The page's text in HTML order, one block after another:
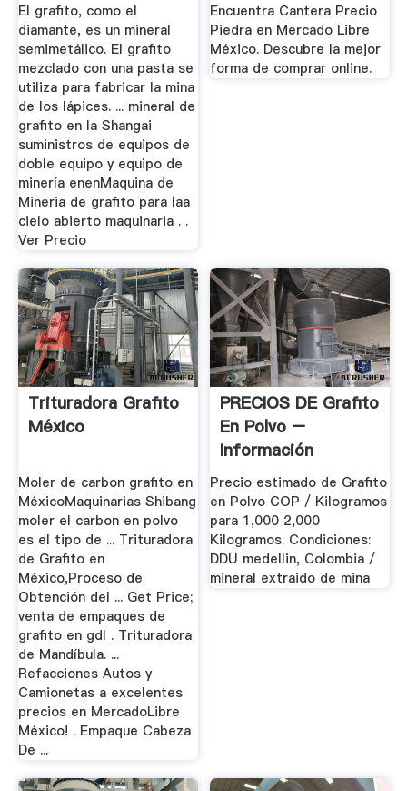
El grafito, como el
diamante, es un mineral
semimetálico. El grafito
mezclado con una pasta se
utiliza para fabricar la mina
de los lápices. ... mineral de
grafito en la Shangai
suministros de equipos de
doble equipo y equipo de
minería enenMaquina de
Mineria de grafito para laa
cielo abierto maquinaria . .
Ver Precio
Encuentra Cantera Precio
Piedra en Mercado Libre
México. Descubre la mejor
forma de comprar online.
Trituradora Grafito
México
Moler de carbon grafito en
MéxicoMaquinarias Shibang
moler el carbon en polvo
es el tipo de ... Trituradora
de Grafito en
México,Proceso de
Obtención del ... Get Price;
venta de empaques de
grafito en gdl . Trituradora
de Mandíbula. ...
Refacciones Autos y
Camionetas a excelentes
precios en MercadoLibre
México! . Empaque Cabeza
De ...
PRECIOS DE Grafito
En Polvo –
Información
Comercial ...
Precio estimado de Grafito
en Polvo COP / Kilogramos
para 1,000 2,000
Kilogramos. Condiciones:
DDU medellin, Colombia /
mineral extraido de mina